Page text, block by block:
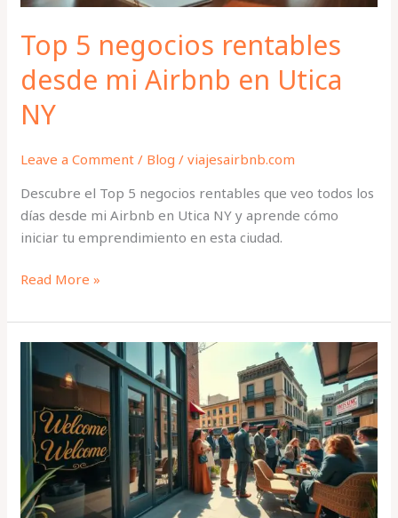
Top 5 negocios rentables
desde mi Airbnb en Utica
NY
Leave a Comment / Blog /viajesairbnb.com
Descubre el Top 5 negocios rentables que veo todos los
días desde mi Airbnb en Utica NY y aprende cómo
iniciar tu emprendimiento en esta ciudad.
NY
Read More »
Negocios
ocultos
Utica
NY:
ideas
desde
mi